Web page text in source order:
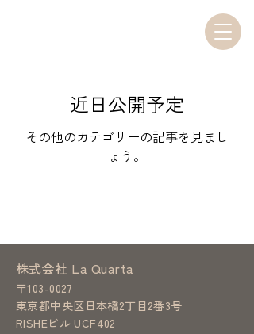
近日公開予定
その他のカテゴリーの記事を見まし
ょう。
株式会社 La Quarta
〒103-0027
東京都中央区日本橋2丁目2番3号
RISHEビル UCF402